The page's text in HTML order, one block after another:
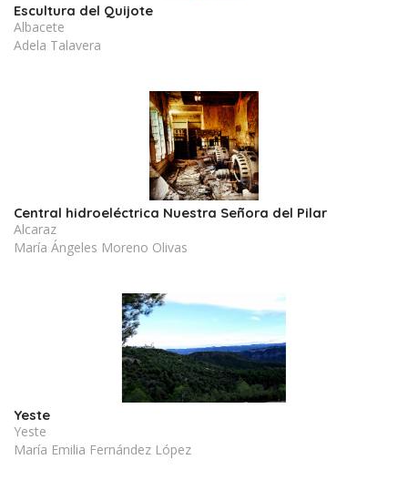
Escultura del Quijote
Albacete
Adela Talavera
Central hidroeléctrica Nuestra Señora del Pilar
Alcaraz
María Ángeles Moreno Olivas
Yeste
Yeste
María Emilia Fernández López